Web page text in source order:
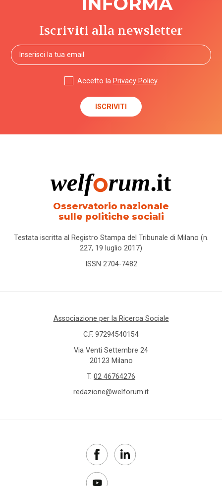
Iscriviti alla newsletter
Accetto la Privacy Policy
Osservatorio nazionale
sulle politiche sociali
Testata iscritta al Registro Stampa del Tribunale di Milano (n.
227, 19 luglio 2017)
ISSN 2704-7482
Associazione per la Ricerca Sociale
C.F. 97294540154
Via Venti Settembre 24
20123 Milano
T. 02 46764276
redazione@welforum.it